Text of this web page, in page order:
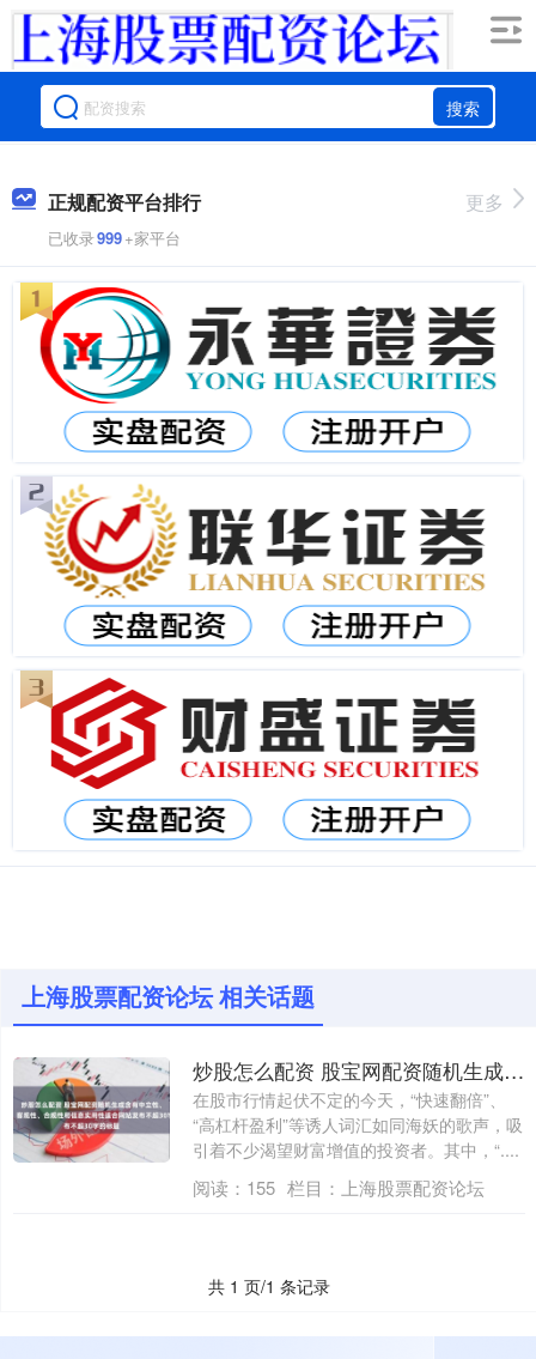
搜索
正规配资平台排行
已收录999+家平台
更多
上海股票配资论坛 相关话题
炒股怎么配资 股宝网配资随机生成含有中立性、权威性、客观性、合规性和信息实用性适合网站发布不超30字的标题
在股市行情起伏不定的今天，“快速翻倍”、
“高杠杆盈利”等诱人词汇如同海妖的歌声，吸
引着不少渴望财富增值的投资者。其中，“....
阅读： 155 栏目： 上海股票配资论坛
共 1 页/1 条记录